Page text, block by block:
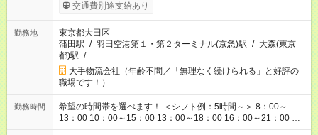
交通費別途支給あり
勤務地
東京都大田区
蒲田駅 / 羽田空港第１・第２ターミナル(京急)駅 / 大森(東京
都)駅 / …
大手物流会社（年齢不問／「無理なく続けられる」と好評の
職場です！）
勤務時間
希望の時間帯を選べます！ ＜シフト例：5時間～＞ 8：00～
13：00 10：00～15：00 13：00～18：00 16：00～21：00 ＜
シフト例：8時間～＞ ・10：00～19：00 ・13：00～22：00 ・